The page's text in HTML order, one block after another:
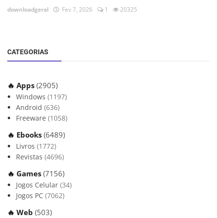
downloadgeral Fev 7, 2026 1 20325
CATEGORIAS
🔥 Apps (2905)
Windows (1197)
Android (636)
Freeware (1058)
🔥 Ebooks (6489)
Livros (1772)
Revistas (4696)
🔥 Games (7156)
Jogos Celular (34)
Jogos PC (7062)
🔥 Web (503)